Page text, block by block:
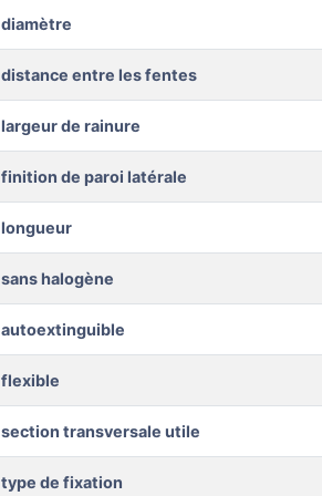
diamètre
distance entre les fentes
largeur de rainure
finition de paroi latérale
longueur
sans halogène
autoextinguible
flexible
section transversale utile
type de fixation